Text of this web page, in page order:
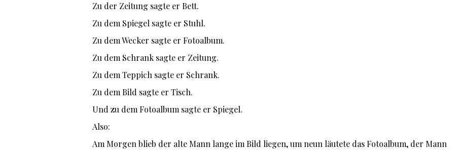
Zu der Zeitung sagte er Bett.
Zu dem Spiegel sagte er Stuhl.
Zu dem Wecker sagte er Fotoalbum.
Zu dem Schrank sagte er Zeitung.
Zu dem Teppich sagte er Schrank.
Zu dem Bild sagte er Tisch.
Und zu dem Fotoalbum sagte er Spiegel.
Also:
Am Morgen blieb der alte Mann lange im Bild liegen, um neun läutete das Fotoalbum, der Mann